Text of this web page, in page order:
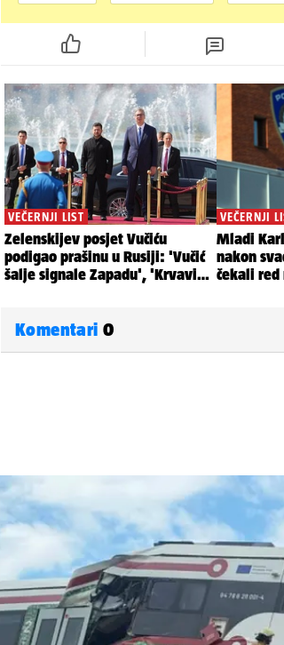
Komentari 0